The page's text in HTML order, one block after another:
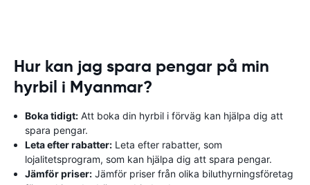
Hur kan jag spara pengar på min
hyrbil i Myanmar?
Boka tidigt: Att boka din hyrbil i förväg kan hjälpa dig att
spara pengar.
Leta efter rabatter: Leta efter rabatter, som
lojalitetsprogram, som kan hjälpa dig att spara pengar.
Jämför priser: Jämför priser från olika biluthyrningsföretag